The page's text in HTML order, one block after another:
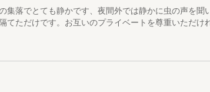
集落でとても静かです、夜間外では静かに虫の声を聞
てただけです。お互いのプライベートを尊重いただけ